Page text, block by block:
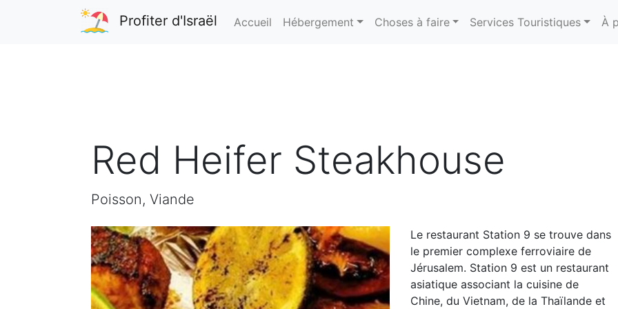
Profiter d'Israël Accueil Hébergement Choses à faire Services Touristiques À
Red Heifer Steakhouse
Poisson, Viande
Le restaurant Station 9 se trouve dans
le premier complexe ferroviaire de
Jérusalem. Station 9 est un restaurant
asiatique associant la cuisine de
Chine, du Vietnam, de la Thaïlande et